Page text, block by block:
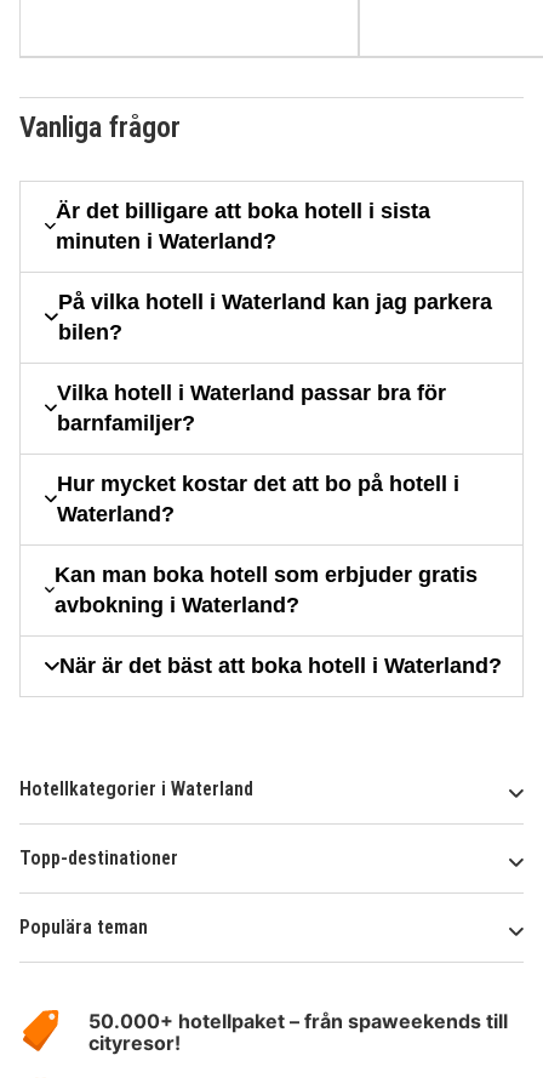
äckliga.
Vanliga frågor
Är det billigare att boka hotell i sista
minuten i Waterland?
På vilka hotell i Waterland kan jag parkera
bilen?
Vilka hotell i Waterland passar bra för
barnfamiljer?
Hur mycket kostar det att bo på hotell i
Waterland?
Kan man boka hotell som erbjuder gratis
avbokning i Waterland?
När är det bäst att boka hotell i Waterland?
Hotellkategorier i Waterland
Topp-destinationer
Populära teman
HotelSpecials50.000+ hotellpaket – från spaweekends till
cityresor!